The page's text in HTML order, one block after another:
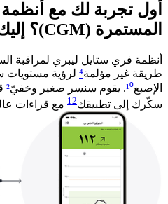
أول تجربة لك مع أنظمة
المستمرة (CGM)؟ إليك كيف تعمل​
طريقة غير مؤلمة⁴ لرؤية مستويات
الإصبع¹⁰. يقوم سنسر صغير وخفيّ²
سكّرك إلى تطبيقك12 مع قراءات